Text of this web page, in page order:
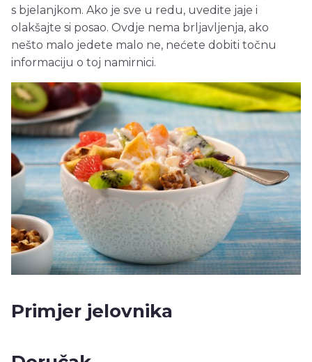
s bjelanjkom. Ako je sve u redu, uvedite jaje i
olakšajte si posao. Ovdje nema brljavljenja, ako
nešto malo jedete malo ne, nećete dobiti točnu
informaciju o toj namirnici.
Primjer jelovnika